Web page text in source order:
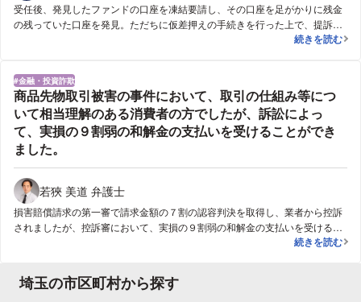
受任後、発見したファンドの口座を凍結要請し、その口座を足がかりに残金
の残っていた口座を発見。ただちに仮差押えの手続きを行った上で、提訴。
勝訴判決獲得後に複数の口座の差押を行って合計約2100万円を回収した。
投資ファンド
続きを読む
金融・投資詐欺
商品先物取引被害の事件において、取引の仕組み等につ
いて相当理解のある消費者の方でしたが、訴訟によっ
て、実損の９割弱の和解金の支払いを受けることができ
ました。
若狹 美道 弁護士
損害賠償請求の第一審で請求金額の７割の認容判決を取得し、業者から控訴
されましたが、控訴審において、実損の９割弱の和解金の支払いを受けるこ
商品先物取引
続きを読む
埼玉の市区町村から探す